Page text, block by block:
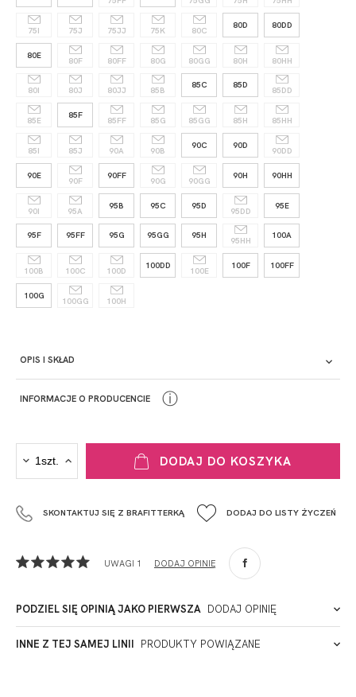
75I 75J 75JJ 75K 80C
80D 80DD
80E
80F 80FF 80G 80GG 80H 80HH
80I 80J 80JJ 85B
85C 85D
85DD
85E
85F
85FF 85G 85GG 85H 85HH
85I 85J 90A 90B
90C 90D
90DD
90E
90F
90FF
90G 90GG
90H 90HH
90I 95A
95B 95C 95D
95DD
95E
95F 95FF 95G 95GG 95H
95HH
100A
100B 100C 100D
100DD
100E
100F 100FF
100G
100GG 100H
OPIS I SKŁAD
INFORMACJE O PRODUCENCIE
Fashiontex Group Sp.z o.o. Spółka komandytowa
+48 42 719 43 15
90-057
Polska
ADRES PUNKTU KONTAKTOWEGO
ⓘ
DODAJ DO KOSZYKA
SKONTAKTUJ SIĘ Z BRAFITTERKĄ DODAJ DO LISTY ŻYCZEŃ
UWAGI 1 DODAJ OPINIĘ
PODZIEL SIĘ OPINIĄ JAKO PIERWSZA DODAJ OPINIĘ
INNE Z TEJ SAMEJ LINII PRODUKTY POWIĄZANE